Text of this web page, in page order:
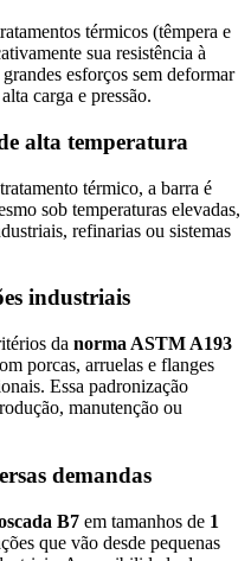
térmicos (têmpera e
sua resistência à
esforços sem deformar
carga e pressão.
alta temperatura
térmico, a barra é
sob temperaturas elevadas,
refinarias ou sistemas
industriais
da norma ASTM A193
porcas, arruelas e flanges
Essa padronização
manutenção ou
demandas
B7 em tamanhos de 1
que vão desde pequenas